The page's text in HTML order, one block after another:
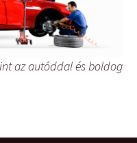
az autóddal és boldog